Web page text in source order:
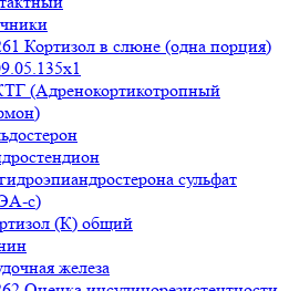
Кортизол в слюне (одна порция)
(Адренокортикотропный
сульфат
с)
(К) общий
железа